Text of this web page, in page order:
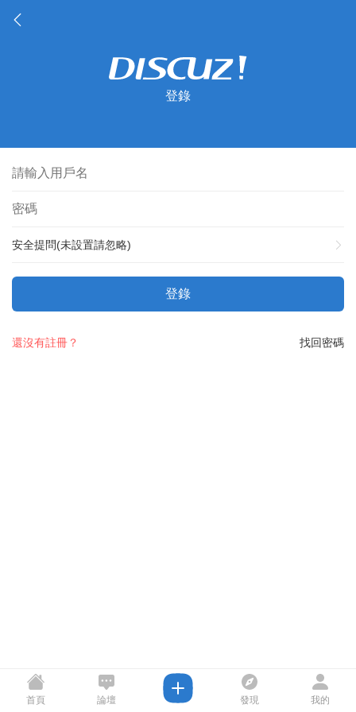
登錄
安全提問(未設置請忽略)
登錄
找回密碼
還沒有註冊？
首頁 論壇 發現 我的